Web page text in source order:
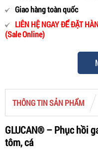
Giao hàng toàn quốc
LIÊN HỆ NGAY ĐỂ ĐẶT
(Sale Online)
THÔNG TIN SẢN PHẨM
GLUCAN® – Phục hồi
tôm, cá